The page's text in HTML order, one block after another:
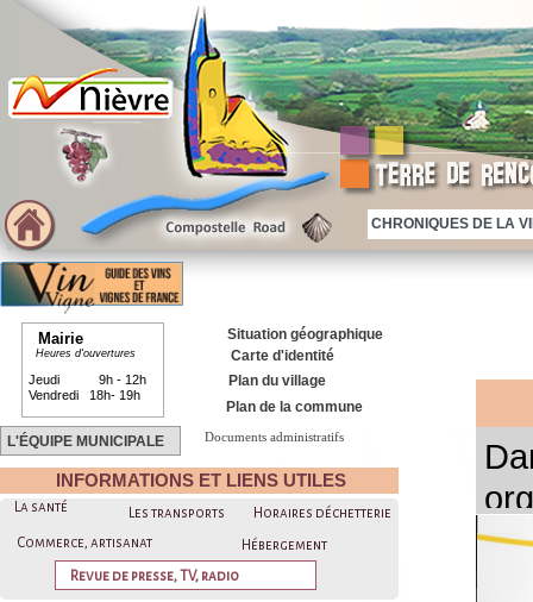
L'ÉQUIPE MUNICIPALE
Les transports
Commerce, artisanat
Hébergement
Horaires déchetterie
La santé
Revue de presse, TV, radio
Documents administratifs
Mairie
Heures d'ouvertures
Jeudi 9h - 12h
Vendredi 18h- 19h
INFORMATIONS ET LIENS UTILES
Plan de la commune
Plan du village
Carte d'identité
Situation géographique
CHRONIQUES DE LA